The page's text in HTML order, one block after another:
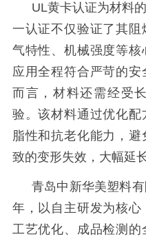
UL黄卡认证为材料
一认证不仅验证了其
气特性、机械强度等核
应用全程符合严苛的
而言，材料还需经受
验。该材料通过优化
脂性和抗老化能力，
致的变形失效，大幅延
青岛中新华美塑料
年，以自主研发为核心
工艺优化、成品检测